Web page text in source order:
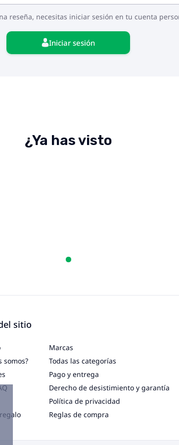
reseña, necesitas iniciar sesión en tu cuenta
Iniciar sesión
¿Ya has visto
sitio
somos?
Marcas
Todas las categorías
Pago y entrega
Derecho de desistimiento y garantía
Política de privacidad
Reglas de compra